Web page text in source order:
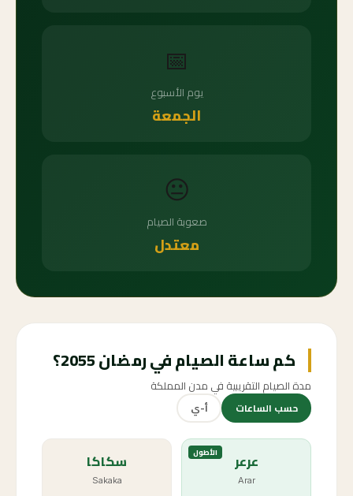
📅
يوم الأسبوع
الجمعة
😐
صعوبة الصيام
معتدل
كم ساعة الصيام في رمضان 2055؟
مدة الصيام التقريبية في مدن المملكة
حسب الساعات أ-ي
الأطول عرعر
Arar
سكاكا
Sakaka